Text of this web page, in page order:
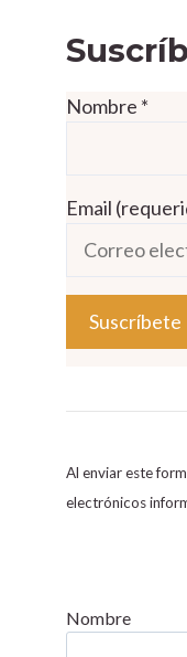
Nombre *
Email
o
s
t
C
Al enviar este
electrónicos
Nombre